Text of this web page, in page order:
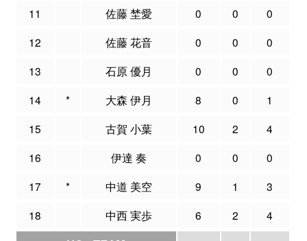
11
佐藤 埜愛 0 0 0
12
佐藤 花音 0 0 0
13
石原 優月 0 0 0
14
* 大森 伊月 8 0 1
15
古賀 小葉 10 2 4
16
伊達 奏 0 0 0
17
* 中道 美空 9 1 3
18
中西 実歩 6 2 4